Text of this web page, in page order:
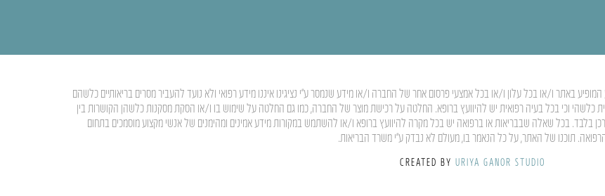
באתר ו/או בכל עלון ו/או בכל אמצעי פרסום אחר של החברה ו/או מידע שנמסר ע”י נציגינו איננו מידע רפואי ולא נועד להעביר מסרים בריאותיים כלשהם
כלשהי וכי בכל בעיה רפואית יש להיוועץ ברופא. החלטה על רכישת מוצר של החברה, כמו גם החלטה על שימוש בו ו/או הסקת מסקנות כלשהן הקושרות בין
בלבד. בכל שאלה שבבריאות או ברפואה יש בכל מקרה להיוועץ ברופא ו/או להשתמש במקורות מידע אמינים ומהימנים של אנשי מקצוע מוסמכים בתחום
תוכנו של האתר, על כל הנאמר בו, מעולם לא נבדק ע”י משרד הבריאות.
CREATED BY URIYA GANOR STUDIO